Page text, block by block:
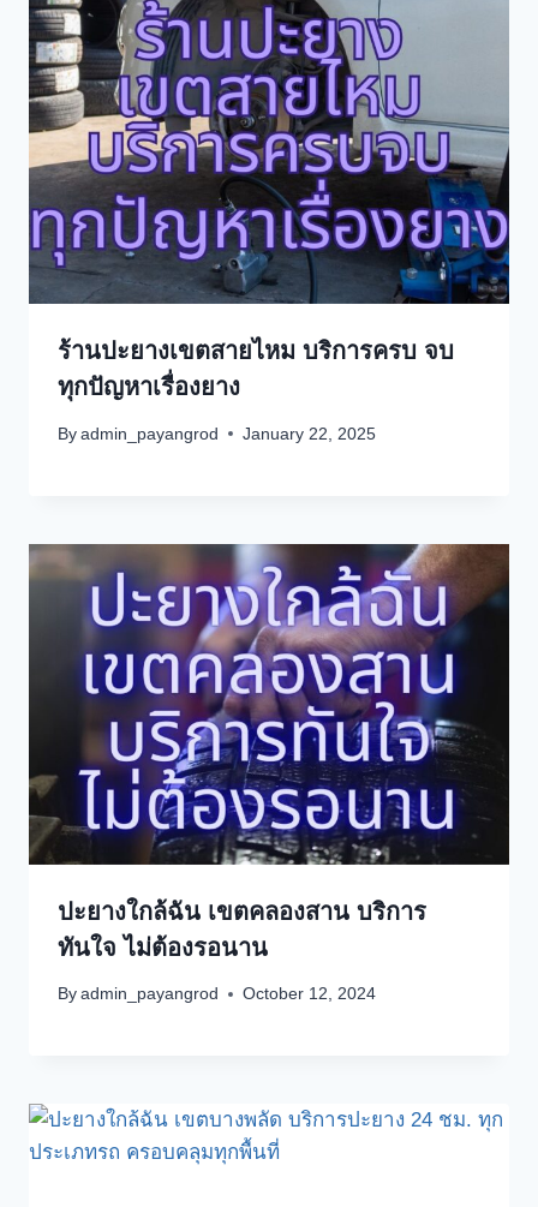
ร้านปะยางเขตสายไหม บริการครบ จบ
ทุกปัญหาเรื่องยาง
By admin_payangrod January 22, 2025
ปะยางใกล้ฉัน เขตคลองสาน บริการ
ทันใจ ไม่ต้องรอนาน
By admin_payangrod October 12, 2024